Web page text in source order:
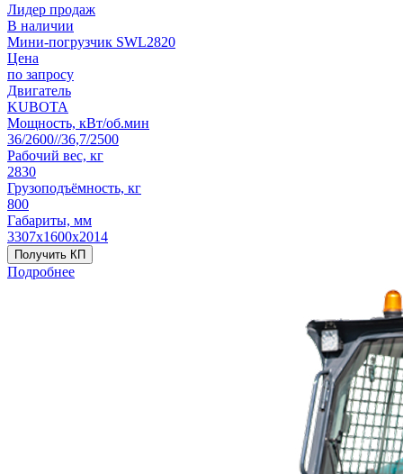
Лидер продаж
В наличии
Мини-погрузчик SWL2820
Цена
по запросу
Двигатель
KUBOTA
Мощность, кВт/об.мин
36/2600//36,7/2500
Рабочий вес, кг
2830
Грузоподъёмность, кг
800
Габариты, мм
3307х1600х2014
Получить КП
Подробнее